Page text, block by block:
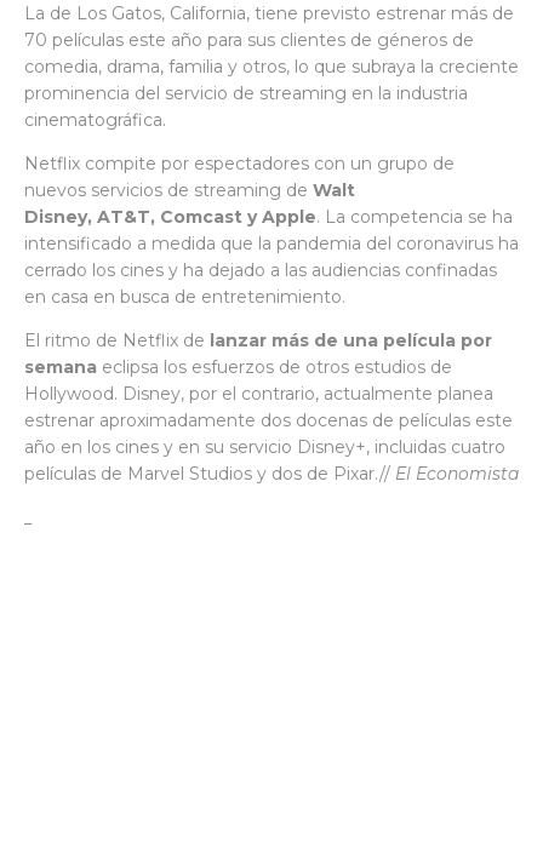
La de Los Gatos, California, tiene previsto estrenar más de
70 películas este año para sus clientes de géneros de
comedia, drama, familia y otros, lo que subraya la creciente
prominencia del servicio de streaming en la industria
cinematográfica.
Netflix compite por espectadores con un grupo de
nuevos servicios de streaming de Walt
Disney, AT&T, Comcast y Apple. La competencia se ha
intensificado a medida que la pandemia del coronavirus ha
cerrado los cines y ha dejado a las audiencias confinadas
en casa en busca de entretenimiento.
El ritmo de Netflix de lanzar más de una película por
semana eclipsa los esfuerzos de otros estudios de
Hollywood. Disney, por el contrario, actualmente planea
estrenar aproximadamente dos docenas de películas este
año en los cines y en su servicio Disney+, incluidas cuatro
películas de Marvel Studios y dos de Pixar.// El Economista